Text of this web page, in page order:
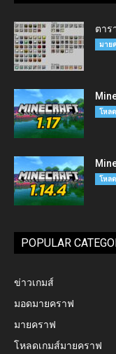
ตาร
มาย
โหล
โหล
POPULAR
ข่าวเกมส์
มอดมายคราฟ
มายคราฟ
โหลดเกมส์มายคราฟ